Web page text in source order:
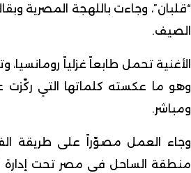
“قلبان”، وجاءت باللهجة المصرية
الصيف.
الأغنية تحمل طابعاً غزلياً رومانسيا،
وهو ما عكسته كلماتها التي
ومباشر.
وجاء العمل مصوّراً على طريقة
منطقة الساحل في مصر تحت إدارة